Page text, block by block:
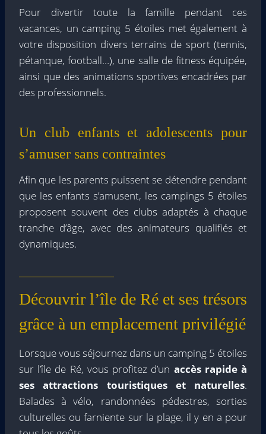
Pour divertir toute la famille pendant ces
vacances, un camping 5 étoiles met également à
votre disposition divers terrains de sport (tennis,
pétanque, football…), une salle de fitness équipée,
ainsi que des animations sportives encadrées par
des professionnels.
Un club enfants et adolescents pour
s’amuser sans contraintes
Afin que les parents puissent se détendre pendant
que les enfants s’amusent, les campings 5 étoiles
proposent souvent des clubs adaptés à chaque
tranche d’âge, avec des animateurs qualifiés et
dynamiques.
Découvrir l’île de Ré et ses trésors
grâce à un emplacement privilégié
Lorsque vous séjournez dans un camping 5 étoiles
sur l’île de Ré, vous profitez d’un accès rapide à
ses attractions touristiques et naturelles.
Balades à vélo, randonnées pédestres, sorties
culturelles ou farniente sur la plage, il y en a pour